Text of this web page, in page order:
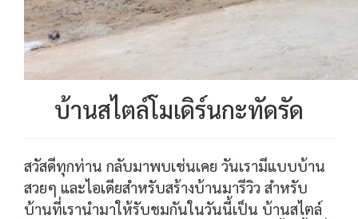
บ้านสไตล์โมเดิร์นกะทัดรัด
สวัสดีทุกท่าน กลับมาพบเช่นเคย วันเรามีแบบบ้าน
สวยๆ และไอเดียสำหรับสร้างบ้านมารีวิว สำหรับ
บ้านที่เรานำมาให้รับชมกันในวันนี้เป็น บ้านสไตล์